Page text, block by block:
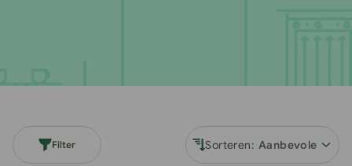
I
Filter Sorteren: